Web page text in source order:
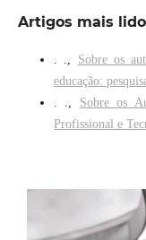
Artigos mais
. ., Sobre os
educação:
. ., Sobre os
Profissional e